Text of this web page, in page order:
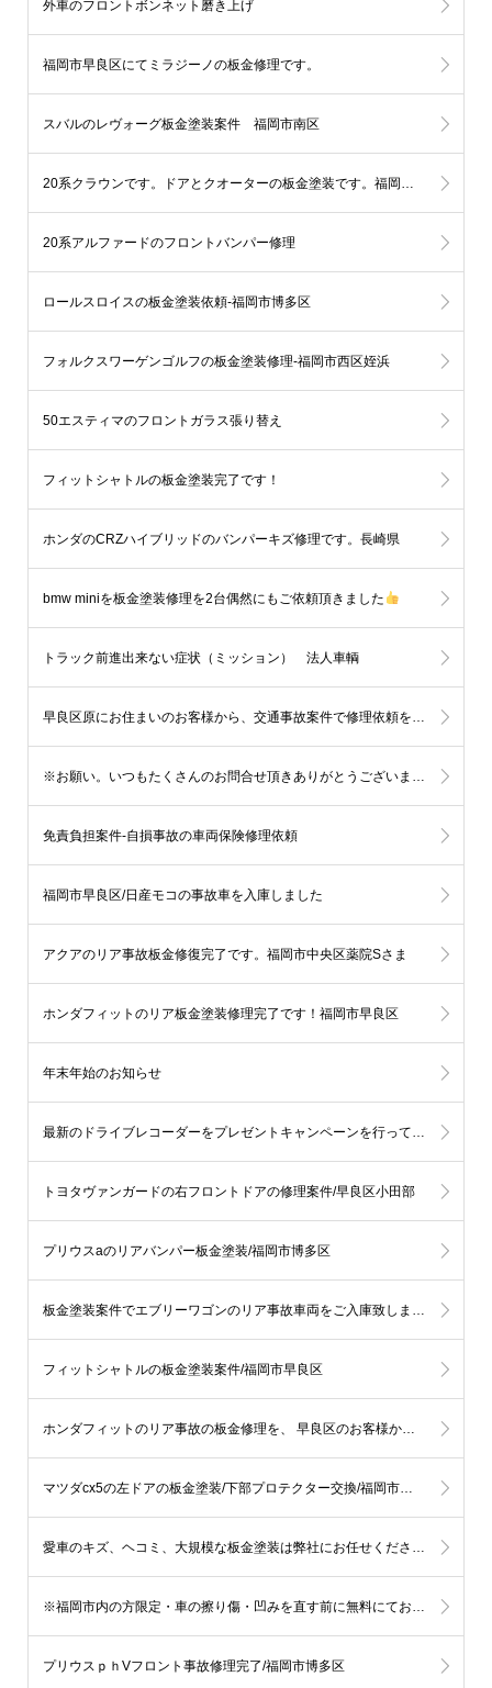
外車のフロントボンネット磨き上げ
福岡市早良区にてミラジーノの板金修理です。
スバルのレヴォーグ板金塗装案件 福岡市南区
20系アルファードのフロントバンパー修理
ロールスロイスの板金塗装依頼-福岡市博多区
フォルクスワーゲンゴルフの板金塗装修理-福岡市西区姪浜
50エスティマのフロントガラス張り替え
フィットシャトルの板金塗装完了です！
ホンダのCRZハイブリッドのバンパーキズ修理です。長崎県
bmw miniを板金塗装修理を2台偶然にもご依頼頂きました
トラック前進出来ない症状（ミッション） 法人車輌
免責負担案件-自損事故の車両保険修理依頼
福岡市早良区/日産モコの事故車を入庫しました
アクアのリア事故板金修復完了です。福岡市中央区薬院Sさま
ホンダフィットのリア板金塗装修理完了です！福岡市早良区
年末年始のお知らせ
トヨタヴァンガードの右フロントドアの修理案件/早良区小田部
プリウスaのリアバンパー板金塗装/福岡市博多区
フィットシャトルの板金塗装案件/福岡市早良区
ホンダフィットのリア事故の板金修理を、 早良区のお客様からご依頼頂きました
マツダcx5の左ドアの板金塗装/下部プロテクター交換/福岡市早良区
プリウスｐｈVフロント事故修理完了/福岡市博多区